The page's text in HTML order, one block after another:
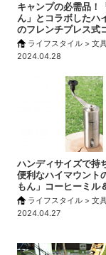
キャンプの必需品！
ん」とコラボしたハ
のフレンチプレス式
ライフスタイル > 文
2024.04.28
ハンディサイズで持
便利なハイマウント
もん」コーヒーミル
ライフスタイル > 文
2024.04.27